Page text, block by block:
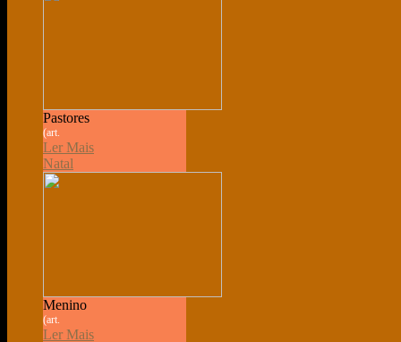
Pastores
(art.
Ler Mais
Natal
Menino
(art.
Ler Mais